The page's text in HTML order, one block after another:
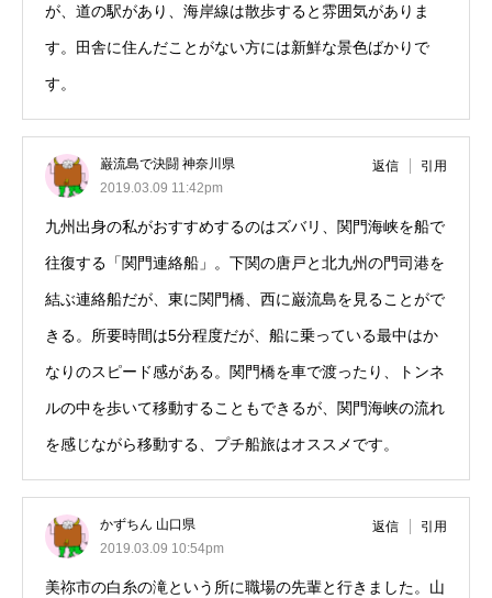
が、道の駅があり、海岸線は散歩すると雰囲気がありま
す。田舎に住んだことがない方には新鮮な景色ばかりで
す。
巌流島で決闘 神奈川県
2019.03.09 11:42pm
返信 引用
九州出身の私がおすすめするのはズバリ、関門海峡を船で
往復する「関門連絡船」。下関の唐戸と北九州の門司港を
結ぶ連絡船だが、東に関門橋、西に巌流島を見ることがで
きる。所要時間は5分程度だが、船に乗っている最中はか
なりのスピード感がある。関門橋を車で渡ったり、トンネ
ルの中を歩いて移動することもできるが、関門海峡の流れ
を感じながら移動する、プチ船旅はオススメです。
かずちん 山口県
2019.03.09 10:54pm
返信 引用
美祢市の白糸の滝という所に職場の先輩と行きました。山